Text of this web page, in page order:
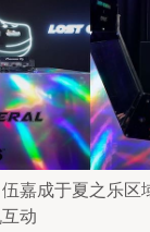
嘉成于夏之乐区
动